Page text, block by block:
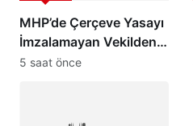
MHP’de Çerçeve Yasayı
İmzalamayan Vekilden
Paylaşım
5 saat önce